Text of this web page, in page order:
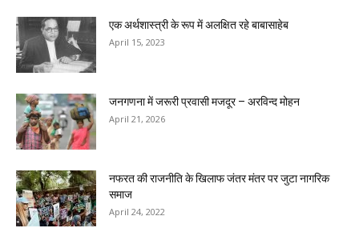
एक अर्थशास्त्री के रूप में अलक्षित रहे बाबासाहेब
April 15, 2023
जनगणना में जरूरी प्रवासी मजदूर – अरविन्द मोहन
April 21, 2026
नफरत की राजनीति के खिलाफ जंतर मंतर पर जुटा नागरिक
समाज
April 24, 2022